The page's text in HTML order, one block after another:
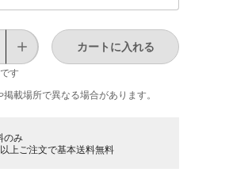
です
カートに入れる
載場所で​異なる​場合が​あります。
のみ
上ご注文で基本送料無料